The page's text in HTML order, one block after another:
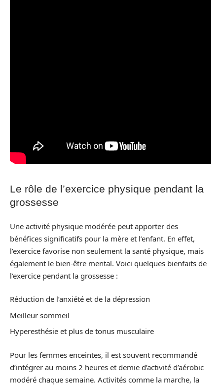
Le rôle de l’exercice physique pendant la
grossesse
Une activité physique modérée peut apporter des
bénéfices significatifs pour la mère et l’enfant. En effet,
l’exercice favorise non seulement la santé physique, mais
également le bien-être mental. Voici quelques bienfaits de
l’exercice pendant la grossesse :
Réduction de l’anxiété et de la dépression
Meilleur sommeil
Hyperesthésie et plus de tonus musculaire
Pour les femmes enceintes, il est souvent recommandé
d’intégrer au moins 2 heures et demie d’activité d’aérobic
modéré chaque semaine. Activités comme la marche, la